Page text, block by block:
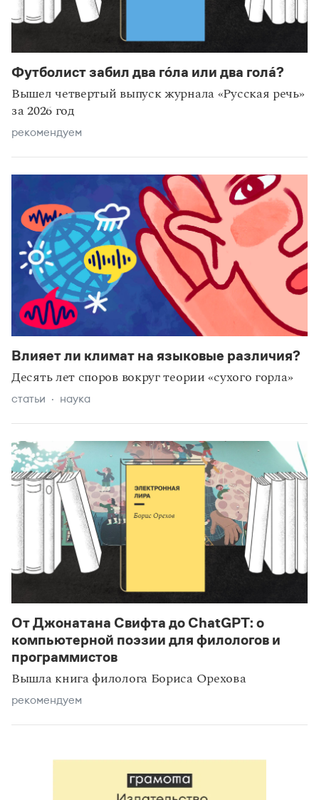
Футболист забил два го́ла или два гола́?
Вышел четвертый выпуск журнала «Русская речь»
за 2026 год
рекомендуем
Влияет ли климат на языковые различия?
Десять лет споров вокруг теории «сухого горла»
статьи наука
От Джонатана Свифта до ChatGPT: о
компьютерной поэзии для филологов и
программистов
Вышла книга филолога Бориса Орехова
рекомендуем